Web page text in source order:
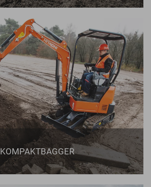
KOMPAKTBAGGER